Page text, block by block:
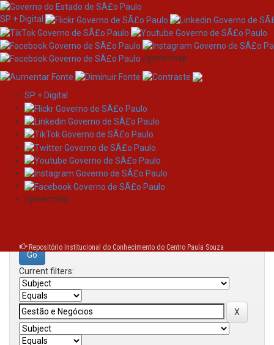
Skip
navigation
SP + Digital
/governosp
SP + Digital
/governosp
Repositório Institucional do Conhecimento do Centro Paula Souza
Search
Search:
Current filters: